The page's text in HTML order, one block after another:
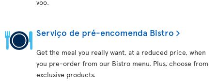
voo.
Serviço de pré-encomenda Bistro
Get the meal you really want, at a reduced price, when
you pre-order from our Bistro menu. Plus, choose from
exclusive products.